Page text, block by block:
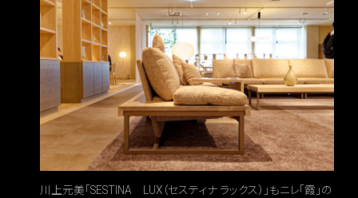
川上元美「SESTINA LUX（セスティナ ラックス）」もニレ「霞」の